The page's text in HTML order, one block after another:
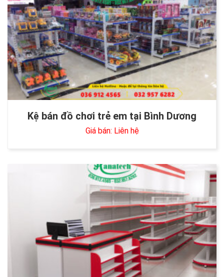
Kệ bán đồ chơi trẻ em tại Bình Dương
Giá bán: Liên hệ